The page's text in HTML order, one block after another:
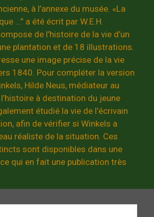
à l’annexe du musée. «La
…” a été écrit par W.E.H.
de l’histoire de la vie d’un
plantation et de 18 illustrations.
une image précise de la vie
1840. Pour compléter la version
Hilde Neus, médiateur au
à destination du jeune
étudié la vie de l’écrivain
afin de vérifier si Winkels a
réaliste de la situation. Ces
sont disponibles dans une
qui en fait une publication très